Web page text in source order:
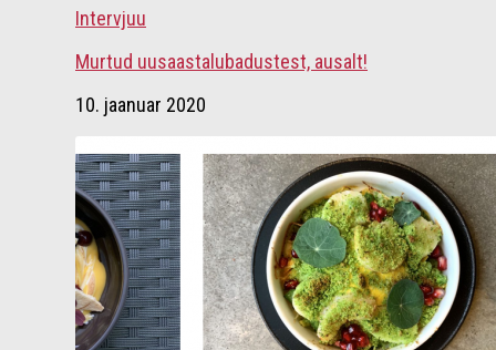
Intervjuu
Murtud uusaastalubadustest, ausalt!
10. jaanuar 2020